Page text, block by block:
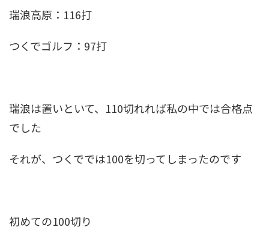
瑞浪高原：116打
つくでゴルフ：97打
瑞浪は置いといて、110切れれば私の中では合格点
でした
それが、つくででは100を切ってしまったのです
初めての100切り